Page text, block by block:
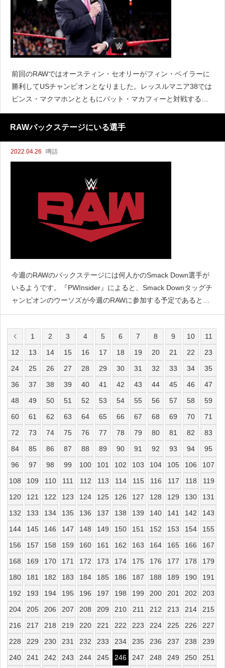
前回のRAWではオースティン・セオリーがフィン・ベイラーに
勝利してUSチャンピオンとなりました。レッスルマニア38では
ビンス・マクマホンとともにパット・マカフィーと対戦するな
ど、セオリーは最近大きくプッシュされています。『WrestleVo
tes』によると、ビンス・マクマホンはセオリ
RAWバックステージにいる選手
2022.04.26 噂話
今週のRAWのバックステージには何人かのSmack Down選手が
いるようです。『PWInsider』によると、Smack Downタッグチ
ャンピオンのウーソズが今週のRAWに参加する予定であると伝
えています。次回ペイパービューのレッスルマニア・バックラ
1
2 3 4 5 6 7 8 9 10
11
12
13 14 15 16 17 18 19 20 21 22
23
24
25 26 27 28 29 30 31 32 33 34
35
36
37 38 39 40 41 42 43 44 45 46
47
48
49 50 51 52 53 54 55 56 57 58
59
60
61 62 63 64 65 66 67 68 69 70
71
72
73 74 75 76 77 78 79 80 81 82
83
84
85 86 87 88 89 90 91 92 93 94
95
96
97 98 99 100 101 102 103 104 105 106
107
108
109 110 111 112 113 114 115 116 117 118
119
120
121 122 123 124 125 126 127 128 129 130
131
132
133 134 135 136 137 138 139 140 141 142
143
144
145 146 147 148 149 150 151 152 153 154
155
156
157 158 159 160 161 162 163 164 165 166
167
168
169 170 171 172 173 174 175 176 177 178
179
180
181 182 183 184 185 186 187 188 189 190
191
192
193 194 195 196 197 198 199 200 201 202
203
204
205 206 207 208 209 210 211 212 213 214
215
216
217 218 219 220 221 222 223 224 225 226
227
228
229 230 231 232 233 234 235 236 237 238
239
240
241 242 243 244 245 246 247 248 249 250
251